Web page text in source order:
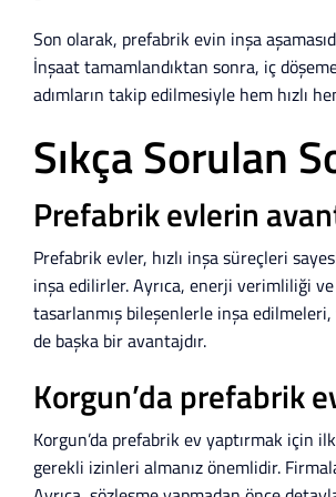
Son olarak, prefabrik evin inşa
İnşaat tamamlandıktan sonra, iç
adımların takip edilmesiyle hem hızlı
Sıkça Sorulan
Prefabrik evlerin
Prefabrik evler, hızlı inşa süreçleri
inşa edilirler. Ayrıca, enerji verimliliği
tasarlanmış bileşenlerle inşa
de başka bir avantajdır.
Korgun’da prefabrik
Korgun’da prefabrik ev yaptırmak için
gerekli izinleri almanız önemlidir.